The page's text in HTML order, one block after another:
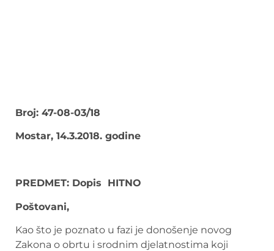
Broj: 47-08-03/18
Mostar, 14.3.2018. godine
PREDMET: Dopis HITNO
Poštovani,
Kao što je poznato u fazi je donošenje novog
Zakona o obrtu i srodnim djelatnostima koji